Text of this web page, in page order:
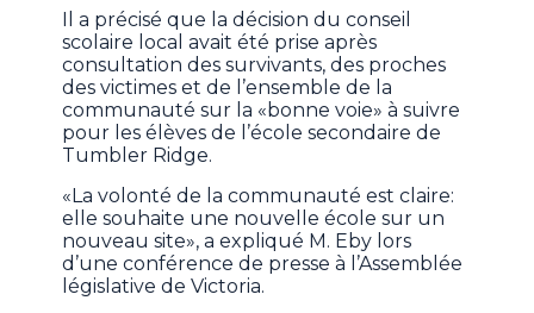
Il a précisé que la décision du conseil
scolaire local avait été prise après
consultation des survivants, des proches
des victimes et de l’ensemble de la
communauté sur la «bonne voie» à suivre
pour les élèves de l’école secondaire de
Tumbler Ridge.
«La volonté de la communauté est claire:
elle souhaite une nouvelle école sur un
nouveau site», a expliqué M. Eby lors
d’une conférence de presse à l’Assemblée
législative de Victoria.